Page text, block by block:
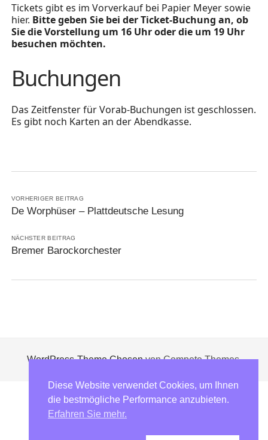
Tickets gibt es im Vorverkauf bei Papier Meyer sowie
hier. Bitte geben Sie bei der Ticket-Buchung an, ob
Sie die Vorstellung um 16 Uhr oder die um 19 Uhr
besuchen möchten.
Buchungen
Das Zeitfenster für Vorab-Buchungen ist geschlossen.
Es gibt noch Karten an der Abendkasse.
VORHERIGER BEITRAG
De Worphüser – Plattdeutsche Lesung
NÄCHSTER BEITRAG
Bremer Barockorchester
WordPress-Theme Chosenvon Compete Themes.
Diese Website verwendet Cookies, um Ihnen
die bestmögliche Performance anzubieten.
Erfahren Sie mehr.